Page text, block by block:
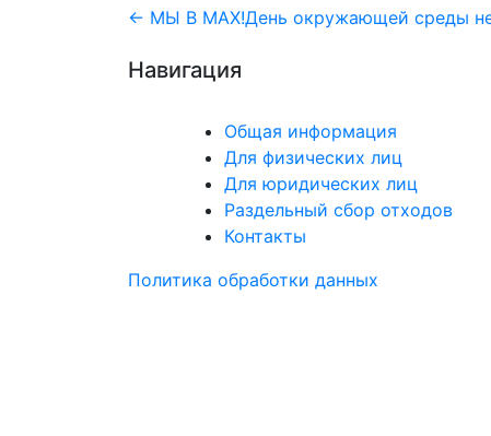
Навигация
по
← МЫ В МАХ!День окружающей среды
Навигация
Общая информация
Для физических лиц
Для юридических лиц
Раздельный сбор отходов
Контакты
Политика обработки данных